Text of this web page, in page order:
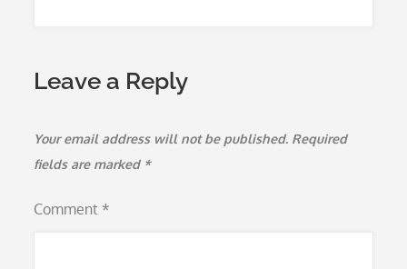
Leave a Reply
Your email address will not be published. Required
fields are marked *
Comment *